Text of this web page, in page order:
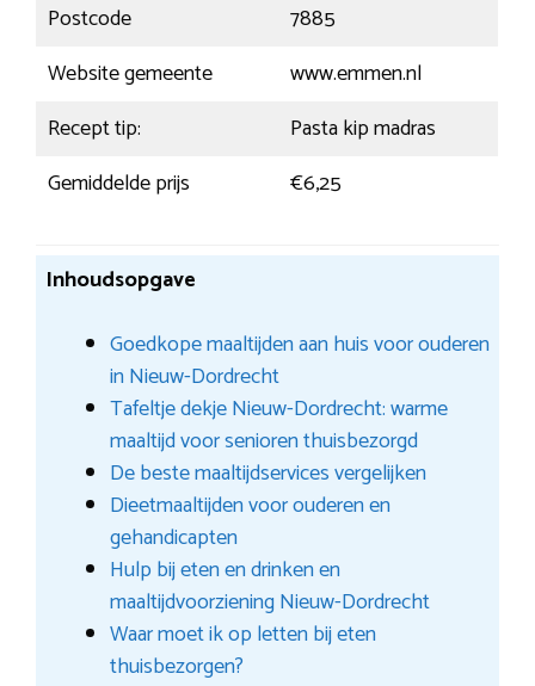
Postcode
7885
Website gemeente
www.emmen.nl
Recept tip:
Pasta kip madras
Gemiddelde prijs
€6,25
Inhoudsopgave
Goedkope maaltijden aan huis voor ouderen
in Nieuw-Dordrecht
Tafeltje dekje Nieuw-Dordrecht: warme
maaltijd voor senioren thuisbezorgd
De beste maaltijdservices vergelijken
Dieetmaaltijden voor ouderen en
gehandicapten
Hulp bij eten en drinken en
maaltijdvoorziening Nieuw-Dordrecht
Waar moet ik op letten bij eten
thuisbezorgen?